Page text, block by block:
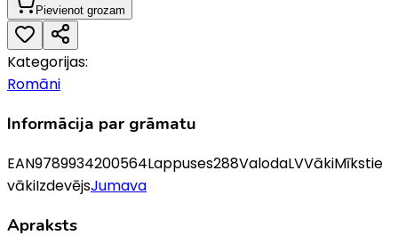
Pievienot grozam
Kategorijas:
Romāni
Informācija par grāmatu
EAN9789934200564Lappuses288ValodaLVVākiMīkstie
vākiIzdevējsJumava
Apraksts